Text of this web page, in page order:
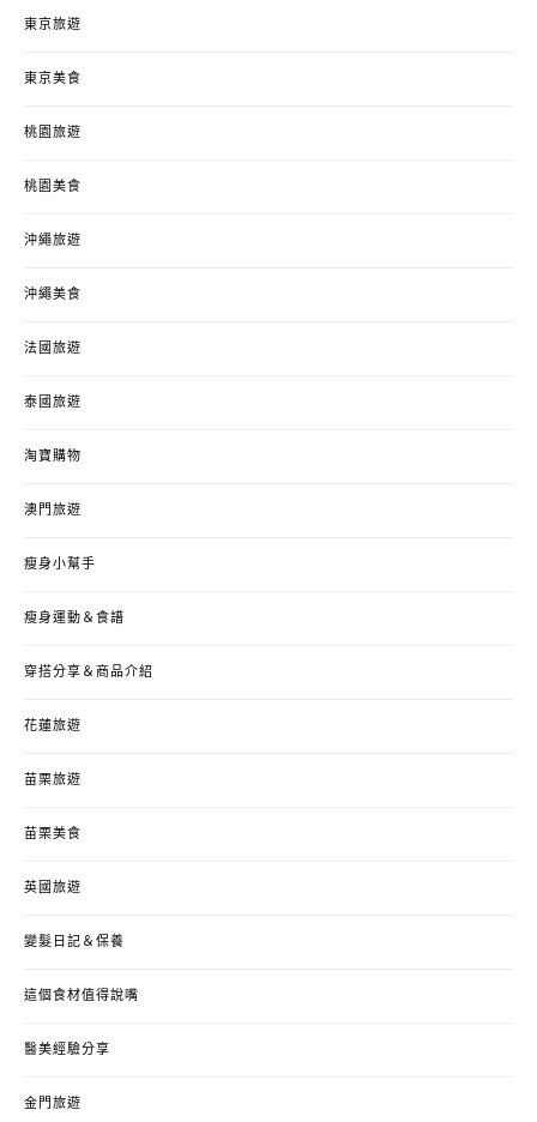
東京旅遊
東京美食
桃園旅遊
桃園美食
沖繩旅遊
沖繩美食
法國旅遊
泰國旅遊
淘寶購物
澳門旅遊
瘦身小幫手
瘦身運動＆食譜
穿搭分享＆商品介紹
花蓮旅遊
苗栗旅遊
苗栗美食
英國旅遊
變髮日記＆保養
這個食材值得說嘴
醫美經驗分享
金門旅遊